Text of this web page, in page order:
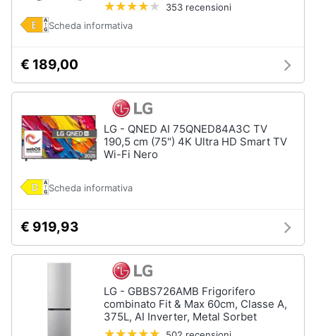
353 recensioni
Scheda informativa
€ 189,00
LG - QNED AI 75QNED84A3C TV
190,5 cm (75") 4K Ultra HD Smart TV
Wi-Fi Nero
Scheda informativa
€ 919,93
LG - GBBS726AMB Frigorifero
combinato Fit & Max 60cm, Classe A,
375L, AI Inverter, Metal Sorbet